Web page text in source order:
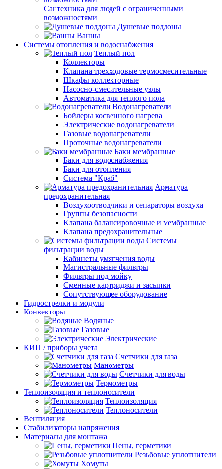
Сантехника для людей с ограниченными
возможностями
Душевые поддоны
Ванны
Системы отопления и водоснабжения
Теплый пол
Коллекторы
Клапана трехходовые термосмесительные
Шкафы коллекторные
Насосно-смесительные узлы
Автоматика для теплого пола
Водонагреватели
Бойлеры косвенного нагрева
Электрические водонагреватели
Газовые водонагреватели
Проточные водонагреватели
Баки мембранные
Баки для водоснабжения
Баки для отопления
Система "Краб"
Арматура
предохранительная
Воздухоотводчики и сепараторы воздуха
Группы безопасности
Клапана балансировочные и мембранные
Клапана предохранительные
Системы
фильтрации воды
Кабинеты умягчения воды
Магистральные фильтры
Фильтры под мойку
Сменные картриджи и засыпки
Сопутствующее оборудование
Гидрострелки и модули
Конвекторы
Водяные
Газовые
Электрические
КИП / приборы учета
Счетчики для газа
Манометры
Счетчики для воды
Термометры
Теплоизоляция и теплоносители
Теплоизоляция
Теплоносители
Вентиляция
Стабилизаторы напряжения
Материалы для монтажа
Пены, герметики
Резьбовые уплотнители
Хомуты